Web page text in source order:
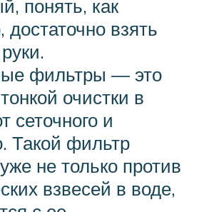
понять, как
достаточно взять
фильтры — это
очистки в
сеточного и
Такой фильтр
не только против
взвесей в воде,